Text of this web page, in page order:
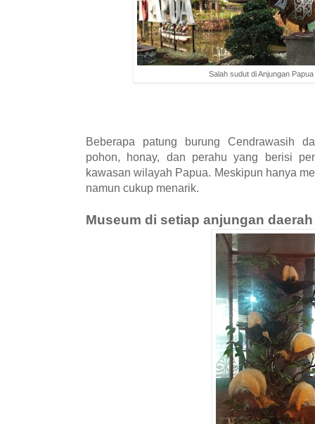
Salah sudut di Anjungan
Beberapa patung burung Cendrawasih
pohon, honay, dan perahu yang berisi
kawasan wilayah Papua. Meskipun hanya
namun cukup menarik.
Museum di setiap anjungan daerah